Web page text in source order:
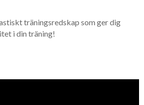
träningsredskap som ger dig
i din träning!